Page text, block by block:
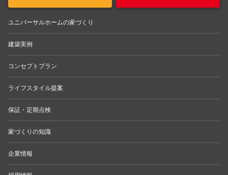
ユニバーサルホームの家づくり
建築実例
コンセプトプラン
ライフスタイル提案
保証・定期点検
家づくりの知識
企業情報